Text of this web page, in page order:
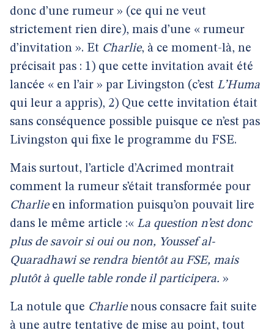
donc d’une rumeur » (ce qui ne veut
strictement rien dire), mais d’une « rumeur
d’invitation ». Et Charlie, à ce moment-là, ne
précisait pas : 1) que cette invitation avait été
lancée « en l’air » par Livingston (c’est L’Huma
qui leur a appris), 2) Que cette invitation était
sans conséquence possible puisque ce n’est pas
Livingston qui fixe le programme du FSE.
Mais surtout, l’article d’Acrimed montrait
comment la rumeur s’était transformée pour
Charlie en information puisqu’on pouvait lire
dans le même article :« La question n’est donc
plus de savoir si oui ou non, Youssef al-
Quaradhawi se rendra bientôt au FSE, mais
plutôt à quelle table ronde il participera. »
La notule que Charlie nous consacre fait suite
à une autre tentative de mise au point, tout